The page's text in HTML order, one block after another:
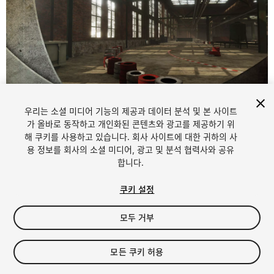
/34
$29.95
세금/부가세는 결제 시 반영됩니다.
우리는 소셜 미디어 기능의 제공과 데이터 분석 및 본 사이트
가 올바로 동작하고 개인화된 콘텐츠와 광고를 제공하기 위
해 쿠키를 사용하고 있습니다. 회사 사이트에 대한 귀하의 사
용 정보를 회사의 소셜 미디어, 광고 및 분석 협력사와 공유
합니다.
쿠키 설정
모두 거부
모든 쿠키 허용